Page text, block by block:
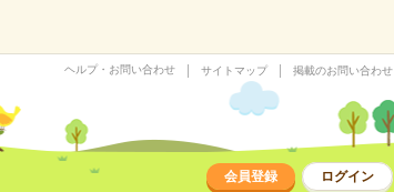
ヘルプ・お問い合わせ サイトマップ 掲載のお問い合わせ
会員登録 ログイン